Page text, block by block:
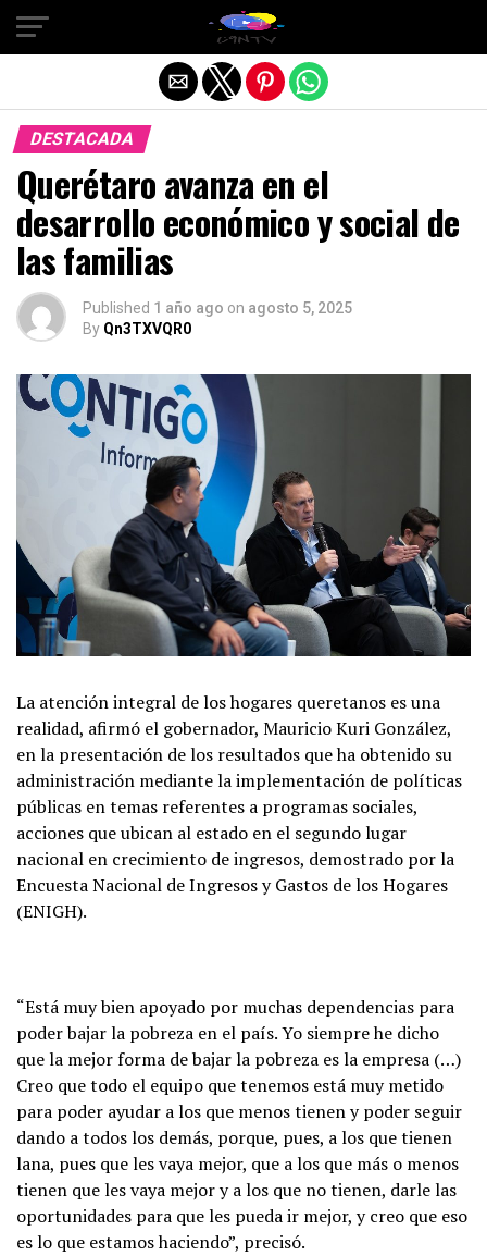
DESTACADA
Querétaro avanza en el
desarrollo económico y social de
las familias
Published 1 año ago on agosto 5, 2025
By Qn3TXVQR0
La atención integral de los hogares queretanos es una
realidad, afirmó el gobernador, Mauricio Kuri González,
en la presentación de los resultados que ha obtenido su
administración mediante la implementación de políticas
públicas en temas referentes a programas sociales,
acciones que ubican al estado en el segundo lugar
nacional en crecimiento de ingresos, demostrado por la
Encuesta Nacional de Ingresos y Gastos de los Hogares
(ENIGH).
“Está muy bien apoyado por muchas dependencias para
poder bajar la pobreza en el país. Yo siempre he dicho
que la mejor forma de bajar la pobreza es la empresa (…)
Creo que todo el equipo que tenemos está muy metido
para poder ayudar a los que menos tienen y poder seguir
dando a todos los demás, porque, pues, a los que tienen
lana, pues que les vaya mejor, que a los que más o menos
tienen que les vaya mejor y a los que no tienen, darle las
oportunidades para que les pueda ir mejor, y creo que eso
es lo que estamos haciendo”, precisó.
Salir de la versión móvil